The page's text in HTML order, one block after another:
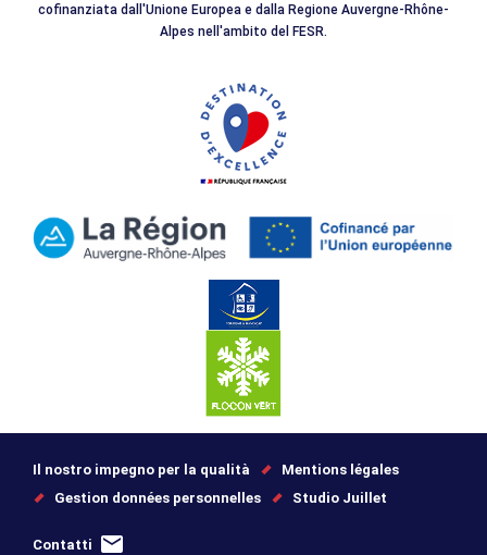
cofinanziata dall'Unione Europea e dalla Regione Auvergne-Rhône-
Alpes nell'ambito del FESR.
Il nostro impegno per la qualità
Mentions légales
Gestion données personnelles
Studio Juillet
Contatti